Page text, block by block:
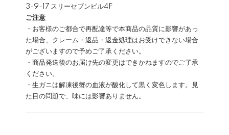
3-9-17 スリーセブンビル4F
ご注意
・お客様のご都合で再配達等で本商品の品質に影響があっ
た場合、クレーム・返品・返金処理はお受けできない場合
がございますので予めご了承ください。
・商品発送後のお届け先の変更はできかねますのでご了承
ください。
・生ガニは解凍後蟹の血液が酸化して黒く変色します。見
た目の問題で、味には影響ありません。